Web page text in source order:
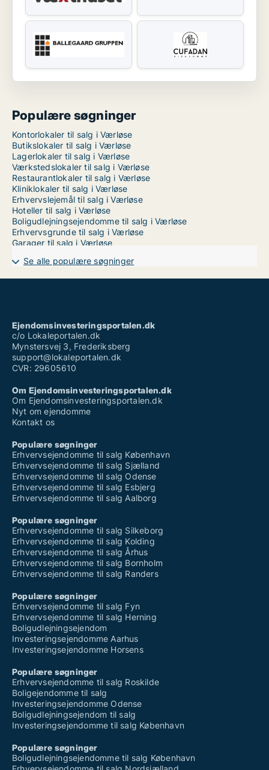
Populære søgninger
Kontorlokaler til salg i Værløse
Butikslokaler til salg i Værløse
Lagerlokaler til salg i Værløse
Værkstedslokaler til salg i Værløse
Restaurantlokaler til salg i Værløse
Kliniklokaler til salg i Værløse
Erhvervslejemål til salg i Værløse
Hoteller til salg i Værløse
Boligudlejningsejendomme til salg i Værløse
Erhvervsgrunde til salg i Værløse
Garager til salg i Værløse
Se alle populære søgninger
Ejendomsinvesteringsportalen.dk
c/o Lokaleportalen.dk
Mynstersvej 3, Frederiksberg
support@lokaleportalen.dk
CVR: 29605610
Om Ejendomsinvesteringsportalen.dk
Om Ejendomsinvesteringsportalen.dk
Nyt om ejendomme
Kontakt os
Populære søgninger
Erhvervsejendomme til salg København
Erhvervsejendomme til salg Sjælland
Erhvervsejendomme til salg Odense
Erhvervsejendomme til salg Esbjerg
Erhvervsejendomme til salg Aalborg
Populære søgninger
Erhvervsejendomme til salg Silkeborg
Erhvervsejendomme til salg Kolding
Erhvervsejendomme til salg Århus
Erhvervsejendomme til salg Bornholm
Erhvervsejendomme til salg Randers
Populære søgninger
Erhvervsejendomme til salg Fyn
Erhvervsejendomme til salg Herning
Boligudlejningsejendom
Investeringsejendomme Aarhus
Investeringsejendomme Horsens
Populære søgninger
Erhvervsejendomme til salg Roskilde
Boligejendomme til salg
Investeringsejendomme Odense
Boligudlejningsejendom til salg
Investeringsejendomme til salg København
Populære søgninger
Boligudlejningsejendomme til salg København